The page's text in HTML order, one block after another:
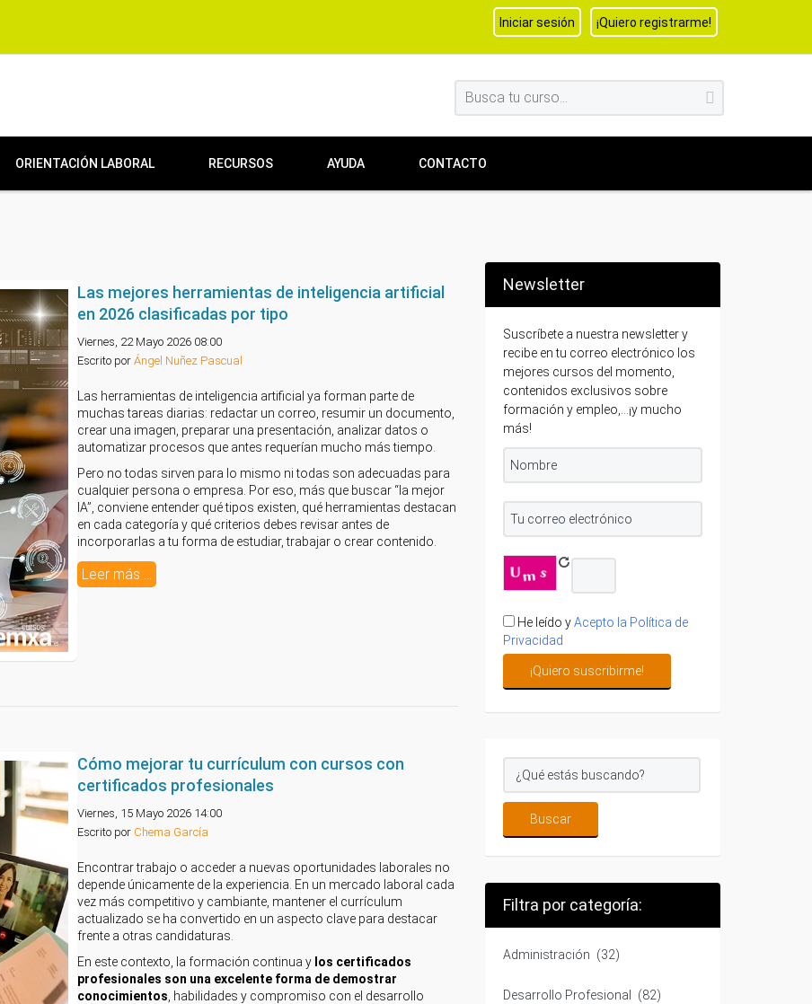
Iniciar sesión ¡Quiero registrarme!
ORIENTACIÓN LABORAL RECURSOS AYUDA CONTACTO
Las mejores herramientas de inteligencia artificial
en 2026 clasificadas por tipo
Viernes, 22 Mayo 2026 08:00
Escrito por Ángel Nuñez Pascual
Las herramientas de inteligencia artificial ya forman parte de
muchas tareas diarias: redactar un correo, resumir un documento,
crear una imagen, preparar una presentación, analizar datos o
automatizar procesos que antes requerían mucho más tiempo.
Pero no todas sirven para lo mismo ni todas son adecuadas para
cualquier persona o empresa. Por eso, más que buscar “la mejor
IA”, conviene entender qué tipos existen, qué herramientas destacan
en cada categoría y qué criterios debes revisar antes de
incorporarlas a tu forma de estudiar, trabajar o crear contenido.
Leer más ...
Cómo mejorar tu currículum con cursos con
certificados profesionales
Viernes, 15 Mayo 2026 14:00
Escrito por Chema García
Encontrar trabajo o acceder a nuevas oportunidades laborales no
depende únicamente de la experiencia. En un mercado laboral cada
vez más competitivo y cambiante, mantener el currículum
actualizado se ha convertido en un aspecto clave para destacar
frente a otras candidaturas.
En este contexto, la formación continua y los certificados
profesionales son una excelente forma de demostrar
conocimientos , habilidades y compromiso con el desarrollo
Newsletter
Suscríbete a nuestra newsletter y
recibe en tu correo electrónico los
mejores cursos del momento,
contenidos exclusivos sobre
formación y empleo,...¡y mucho
más!
He leído yAcepto la Política de
Privacidad
Filtra por categoría:
Administración (32)
Desarrollo Profesional (82)